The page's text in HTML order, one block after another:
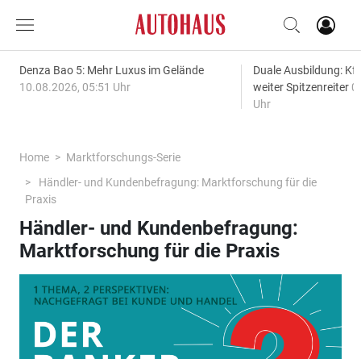
Denza Bao 5: Mehr Luxus im Gelände
10.08.2026, 05:51 Uhr
Duale Ausbildung:
weiter Spitzenreiter
Uhr
Home
Marktforschungs-Serie
Händler- und Kundenbefragung: Marktforschung für die
Praxis
Händler- und Kundenbefragung:
Marktforschung für die Praxis